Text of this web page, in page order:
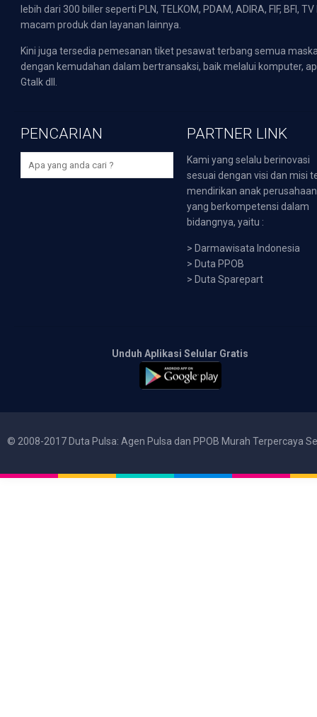
lebih dari 300 biller seperti PLN, TELKOM, PDAM, ADIRA, FIF,
macam produk dan layanan lainnya.
Kini juga tersedia pemesanan tiket pesawat terbang semua
dengan kemudahan dalam bertransaksi, baik melalui komputer,
Gtalk dll.
PENCARIAN PARTNER LINK
Kami yang selalu berinovasi
sesuai dengan visi dan misi
mendirikan anak perusahaan
yang berkompetensi dalam
bidangnya, yaitu :
> Darmawisata Indonesia
> Duta PPOB
> Duta Sparepart
Unduh Aplikasi Selular Gratis
© 2008-2017 Duta Pulsa: Agen Pulsa dan PPOB Murah Terpercaya